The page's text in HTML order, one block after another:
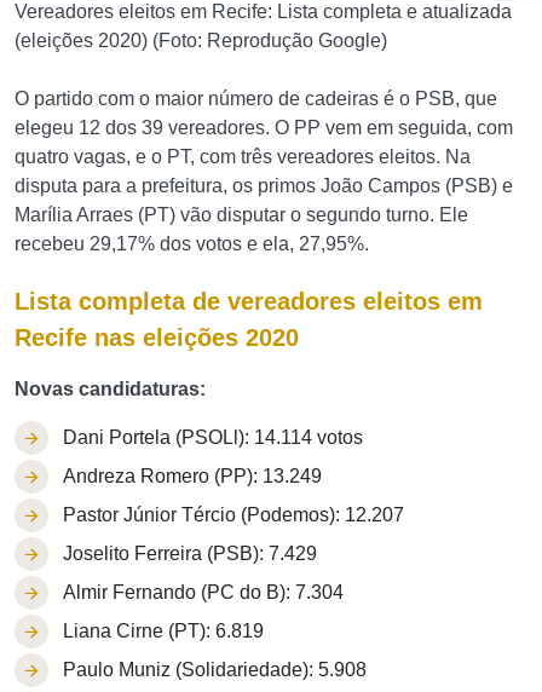
Vereadores eleitos em Recife: Lista completa e atualizada
(eleições 2020) (Foto: Reprodução Google)
O partido com o maior número de cadeiras é o PSB, que
elegeu 12 dos 39 vereadores. O PP vem em seguida, com
quatro vagas, e o PT, com três vereadores eleitos. Na
disputa para a prefeitura, os primos João Campos (PSB) e
Marília Arraes (PT) vão disputar o segundo turno. Ele
recebeu 29,17% dos votos e ela, 27,95%.
Lista completa de vereadores eleitos em
Recife nas eleições 2020
Novas candidaturas:
Dani Portela (PSOLl): 14.114 votos
Andreza Romero (PP): 13.249
Pastor Júnior Tércio (Podemos): 12.207
Joselito Ferreira (PSB): 7.429
Almir Fernando (PC do B): 7.304
Liana Cirne (PT): 6.819
Paulo Muniz (Solidariedade): 5.908